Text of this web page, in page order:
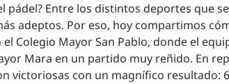
pádel? Entre los distintos deportes que
adeptos. Por eso, hoy compartimos
Colegio Mayor San Pablo, donde el
Mara en un partido muy reñido. En
victoriosas con un magnífico resultado: